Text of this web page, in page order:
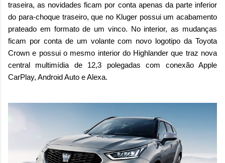
traseira, as novidades ficam por conta apenas da parte inferior
do para-choque traseiro, que no Kluger possui um acabamento
prateado em formato de um vinco. No interior, as mudanças
ficam por conta de um volante com novo logotipo da Toyota
Crown e possui o mesmo interior do Highlander que traz nova
central multimídia de 12,3 polegadas com conexão Apple
CarPlay, Android Auto e Alexa.